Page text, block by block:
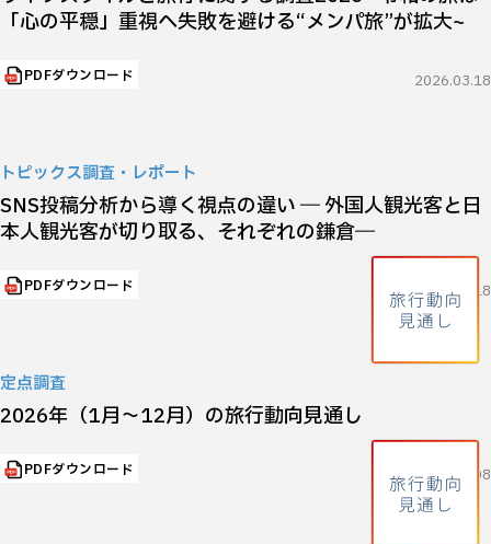
「心の平穏」重視へ─失敗を避ける“メンパ旅”が拡大~
PDFダウンロード 2026.03.18
トピックス調査・レポート
SNS投稿分析から導く視点の違い ― 外国人観光客と日
本人観光客が切り取る、それぞれの鎌倉―
PDFダウンロード 2026.02.18
定点調査
2026年（1月～12月）の旅行動向見通し
PDFダウンロード 2026.01.08